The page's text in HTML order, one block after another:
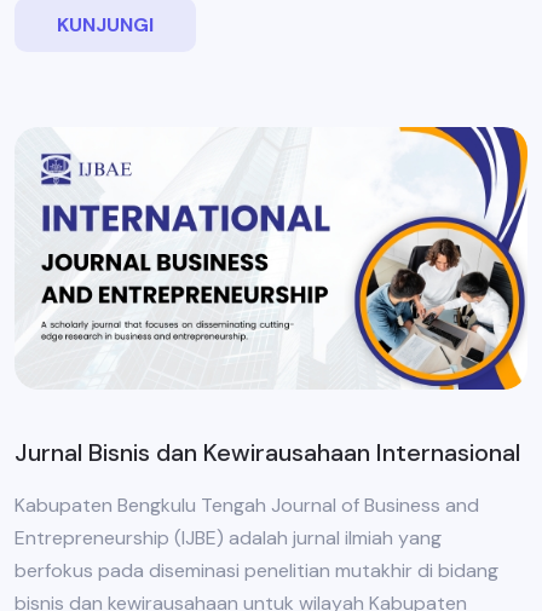
KUNJUNGI
Jurnal Bisnis dan Kewirausahaan Internasional
Kabupaten Bengkulu Tengah Journal of Business and
Entrepreneurship (IJBE) adalah jurnal ilmiah yang
berfokus pada diseminasi penelitian mutakhir di bidang
bisnis dan kewirausahaan untuk wilayah Kabupaten